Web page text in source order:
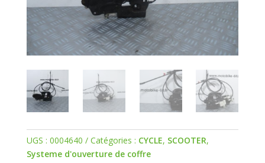
UGS : 0004640 Catégories : CYCLE, SCOOTER,
Systeme d'ouverture de coffre